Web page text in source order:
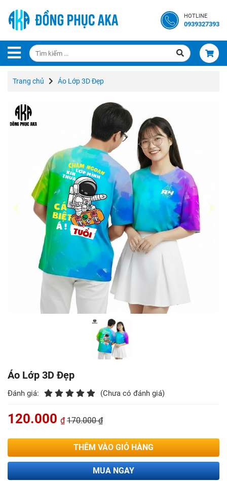
HOTLINE
0939327393
Trang
Chủ
Giới
Thiệu
Liên
Trang chủ Áo Lớp 3D Đẹp
Áo Lớp 3D Đẹp
Đánh giá: (Chưa có đánh giá)
120.000 ₫ 170.000 ₫
THÊM VÀO GIỎ HÀNG
MUA NGAY